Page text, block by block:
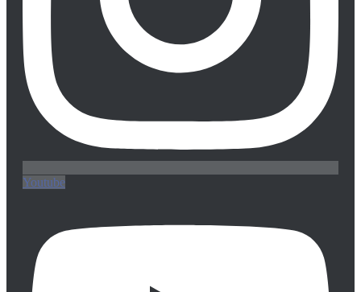
Youtube